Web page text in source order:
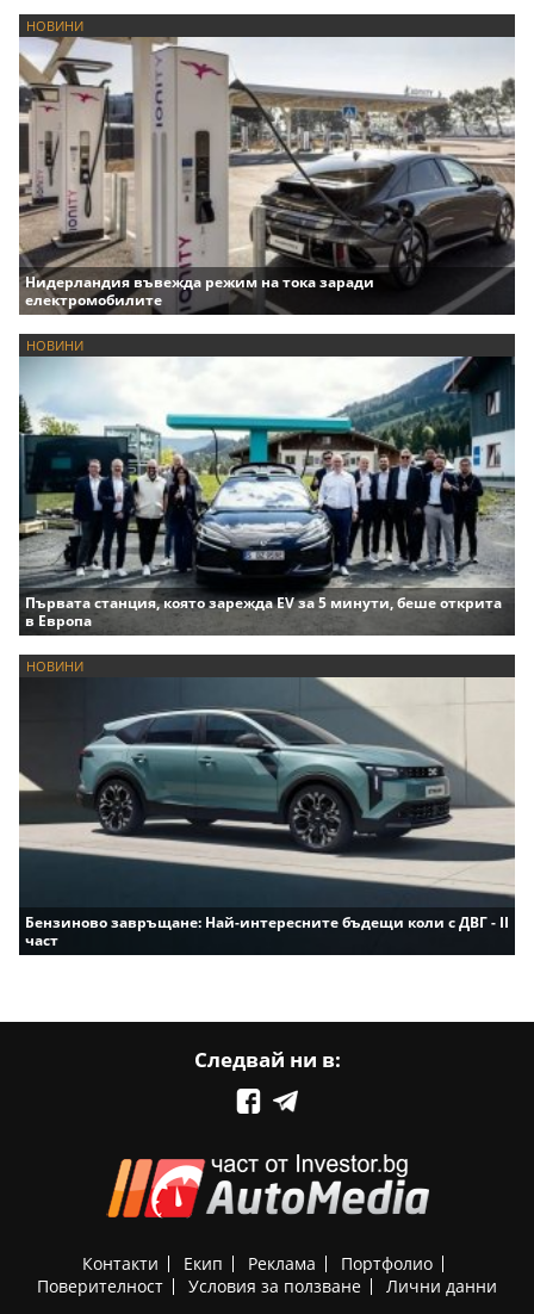
НОВИНИ
Нидерландия въвежда режим на тока заради
електромобилите
НОВИНИ
Първата станция, която зарежда EV за 5 минути, беше открита
в Европа
НОВИНИ
Бензиново завръщане: Най-интересните бъдещи коли с ДВГ - II
част
Следвай ни в:
Контакти Екип Реклама
Портфолио
Поверителност
Условия за ползване Лични данни